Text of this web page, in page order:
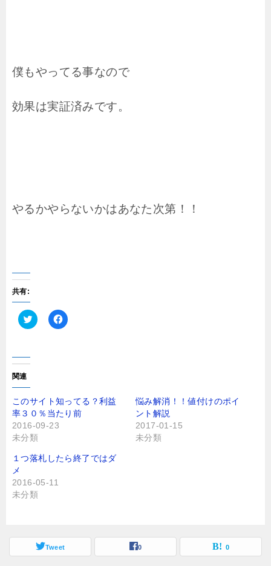
僕もやってる事なので
効果は実証済みです。
やるかやらないかはあなた次第！！
共有:
ク
し
て
T
i
t
t
e
r
で
共
(
新
い
ウ
ィ
ン
き
す
F
共
有
す
る
に
リ
ッ
し
て
し
い
ウ
関連
このサイト知ってる？利益
率３０％当たり前
2016-09-23
未分類
悩み解消！！値付けのポイ
ント解説
2017-01-15
未分類
１つ落札したら終了ではダ
メ
2016-05-11
未分類
Tweet 0 0